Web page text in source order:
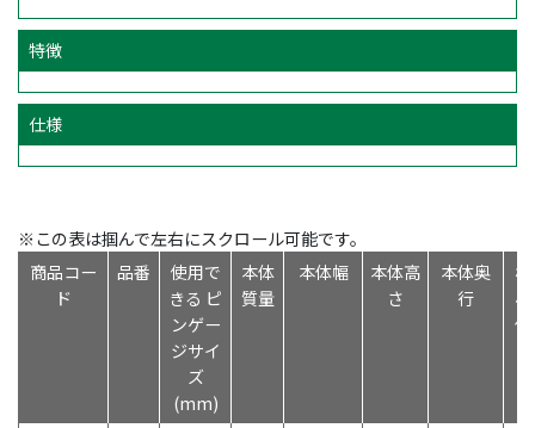
特徴
仕様
※この表は掴んで左右にスクロール可能です。
商品コー
ド
品番
使用で
きる ピ
ンゲー
ジサイ
ズ
(mm)
本体
質量
本体幅
本体高
さ
本体奥
行